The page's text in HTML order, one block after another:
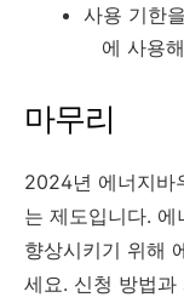
사용 기한
에 사용
마무리
2024년 에너지바
는 제도입니다.
향상시키기 위해
세요. 신청 방법